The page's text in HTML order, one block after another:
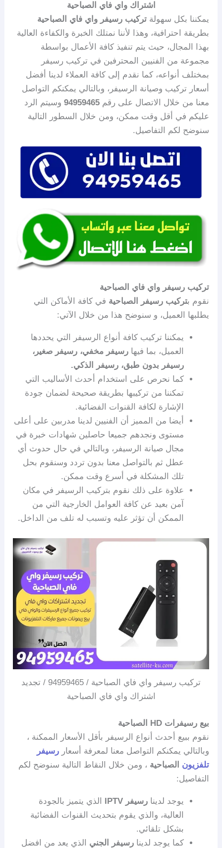
اشتراك واي فاي الصباحية
يمكننا بكل سهولةتركيب رسيفر واي فاي الصباحية
بطريقة احترافية، وهذا لأننا نمتلك الخبرة والكفاءة العالية
بهذا المجال، حيث يتم تنفيذ كافة الأعمال بواسطة
مجموعة من الفنيين المحترفين في تركيب رسيفر
بمختلف أنواعه، كما نقدم إلى كافة العملاء لدينا أفضل
أسعار تركيب وصيانة الرسيفر، وبالتالي يمكنكم التواصل
معنا من خلال الاتصال على رقم94959465 وسيتم الرد
عليكم في أقل وقت ممكن، ومن خلال السطور التالية
سنوضح لكم التفاصيل.
تركيب رسيفر واي فاي الصباحية
نقوم بتركيب رسيفر الصباحية في كافة الأماكن التي
يطلبها العميل، و سنوضح هذا من خلال الآتي:
يمكننا تركيب كافة أنواع الرسيفر التي يحددها
العميل، بما فيهارسيفر مخفي، رسيفر صغير،
رسيفر بدون طبق، رسيفر الذكي.
كما نحرص على استخدام أحدث الأساليب التي
تمكننا من تركيبها بطريقة صحيحة لضمان جودة
الإشارة لكافة القنوات الفضائية.
أيضا من المميز أن الفنيين لدينا مدربين على أعلى
مستوى ونجدهم جميعا حاصلين شهادات خبرة في
مجال صيانة الرسيفر، وبالتالي في حال حدوث أي
عطل ثم بالتواصل معنا بدون تردد وسنقوم بحل
تلك المشكلة في أسرع وقت ممكن.
علاوة على ذلك نقوم بتركيب الرسيفر في مكان
آمن بعيد عن كافة العوامل الخارجية التي من
الممكن أن تؤثر عليه وتسبب له تلف من الداخل.
تركيب رسيفر واي فاي الصباحية / 94959465 / تجديد
اشتراك واي فاي الصباحية
بيع رسيفرات HD الصباحية
نقوم ببيع أحدث أنواع الرسيفر بأقل الأسعار الممكنة ،
وبالتالي يمكنكم التواصل معنا لمعرفة أسعاررسيفر
تلفزيون الصباحية ، ومن خلال النقاط التالية سنوضح لكم
التفاصيل:
يوجد لدينارسيفر IPTV
الذي يتميز بالجودة
العالية، والذي يقوم بتحديث القنوات الفضائية
بشكل تلقائي.
كما يوجد لدينارسيفر الجني الذي يعد من افضل